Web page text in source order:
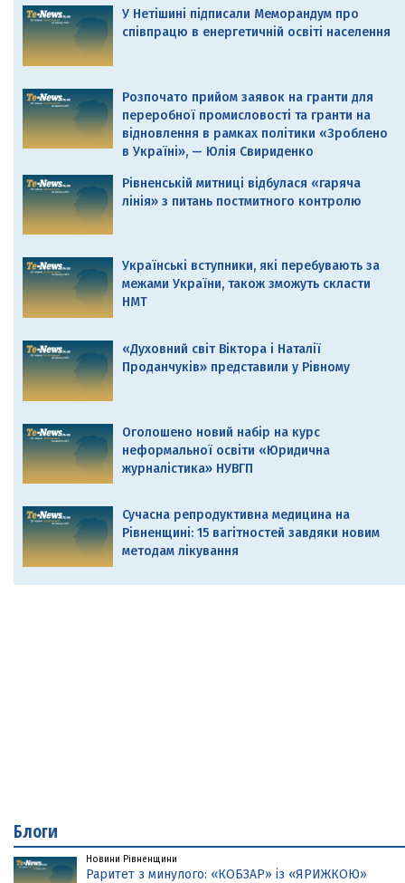
У Нетішині підписали Меморандум про
співпрацю в енергетичній освіті населення
Розпочато прийом заявок на гранти для
переробної промисловості та гранти на
відновлення в рамках політики «Зроблено
в Україні», — Юлія Свириденко
Рівненській митниці відбулася «гаряча
лінія» з питань постмитного контролю
Українські вступники, які перебувають за
межами України, також зможуть скласти
НМТ
«Духовний світ Віктора і Наталії
Проданчуків» представили у Рівному
Оголошено новий набір на курс
неформальної освіти «Юридична
журналістика» НУВГП
Сучасна репродуктивна медицина на
Рівненщині: 15 вагітностей завдяки новим
методам лікування
Блоги
Новини Рівненщини
Раритет з минулого: «КОБЗАР» із «ЯРИЖКОЮ»